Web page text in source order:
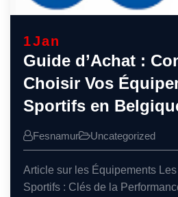
1Jan
Guide d’Achat :
Choisir Vos
Sportifs en
Fesnamur Uncategorized
Article sur les Équipements
Sportifs : Clés de la